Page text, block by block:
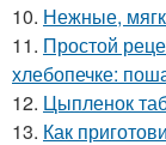
10. Нежные,
11. Простой
хлебопечке:
12. Цыпленок
13. Как